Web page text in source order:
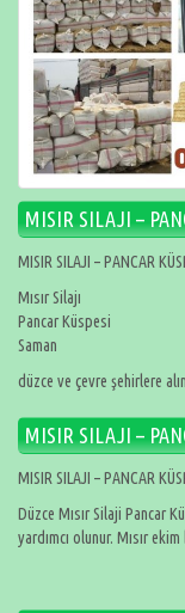
MISIR SILAJI –
MISIR SILAJI – PANCAR
Mısır Silajı
Pancar Küspesi
Saman
düzce ve çevre şehirlere
MISIR SILAJI –
MISIR SILAJI – PANCAR
Düzce Mısır Silaji Pancar
yardımcı olunur. Mısır